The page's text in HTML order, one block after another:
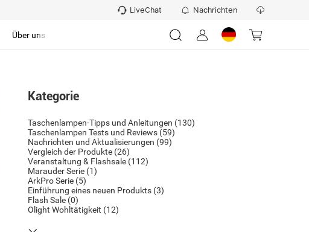
LiveChat Nachrichten
Über uns
Kategorie
Taschenlampen-Tipps und Anleitungen (130)
Taschenlampen Tests und Reviews (59)
Nachrichten und Aktualisierungen (99)
Vergleich der Produkte (26)
Veranstaltung & Flashsale (112)
Marauder Serie (1)
ArkPro Serie (5)
Einführung eines neuen Produkts (3)
Flash Sale (0)
Olight Wohltätigkeit (12)